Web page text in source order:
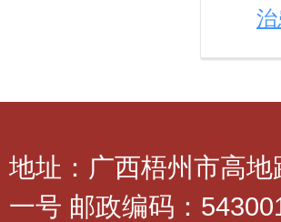
地址：广西梧州市高地
一号 邮政编码：